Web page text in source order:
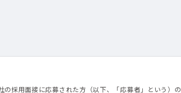
採用面接に応募された方（以下、「応募者」という）の